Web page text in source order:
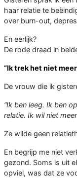
haar relatie te
over burn-out,
En eerlijk?
De rode draad in
“Ik trek het niet
De vrouw die ik
“Ik ben leeg. Ik ben
relatie. Ik wil niet
Ze wilde geen
En begrijp me niet
gezond. Soms is uit
opviel, was dat ze